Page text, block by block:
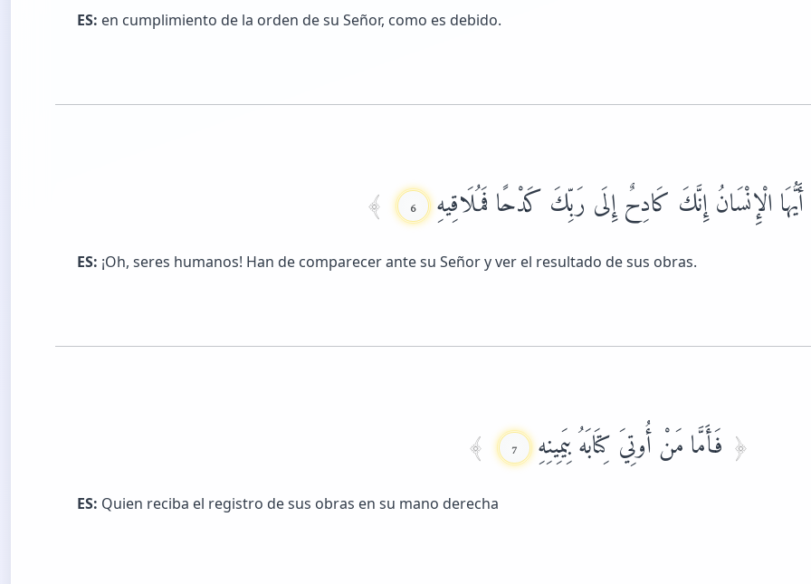
ES: en cumplimiento de la orden de su Señor, como es debido.
الْإِنْسَانُ إِنَّكَ كَادِحٌ إِلَى رَبِّكَ كَدْحًا فَمُلَاقِيهِ 6
ES: ¡Oh, seres humanos! Han de comparecer ante su Señor y ver el resultado de sus obras.
فَأَمَّا مَنْ أُوتِيَ كِتَابَهُ بِيَمِينِهِ 7
ES: Quien reciba el registro de sus obras en su mano derecha